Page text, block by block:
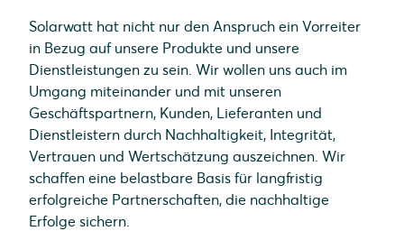
Solarwatt hat nicht nur den Anspruch ein Vorreiter
in Bezug auf unsere Produkte und unsere
Dienstleistungen zu sein. Wir wollen uns auch im
Umgang miteinander und mit unseren
Geschäftspartnern, Kunden, Lieferanten und
Dienstleistern durch Nachhaltigkeit, Integrität,
Vertrauen und Wertschätzung auszeichnen. Wir
schaffen eine belastbare Basis für langfristig
erfolgreiche Partnerschaften, die nachhaltige
Erfolge sichern.